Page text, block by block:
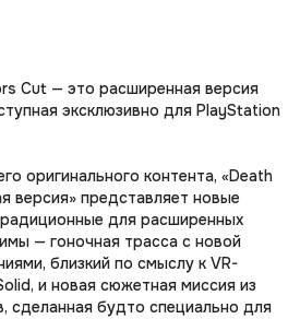
Cut — это расширенная версия
эксклюзивно для PlayStation
оригинального контента, «Death
версия» представляет новые
для расширенных
— гоночная трасса с новой
близкий по смыслу к VR-
и новая сюжетная миссия из
сделанная будто специально для